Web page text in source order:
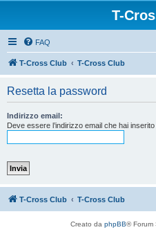
T-
FAQ
T-Cross Club T-Cross Club
Resetta la password
Indirizzo email:
Deve essere l’indirizzo email che hai
T-Cross Club T-Cross Club
Creato da phpBB® Forum